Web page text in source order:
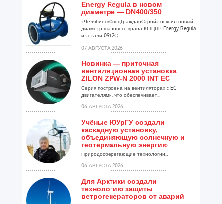
Energy Regula в новом
диаметре — DN400/350
«ЧелябинскСпецГражданСтрой» освоил новый
диаметр шарового крана КШЦПР Energy Regula
из стали 09Г2С...
07 АВГУСТА 2026
Новинка — приточная
вентиляционная установка
ZILON ZPW-N 2000 INT EC
Серия построена на вентиляторах с EC-
двигателями, что обеспечивает...
06 АВГУСТА 2026
Учёные ЮУрГУ создали
каскадную установку,
объединяющую солнечную и
геотермальную энергию
Природосберегающие технологии...
06 АВГУСТА 2026
Для Арктики создали
технологию защиты
ветрогенераторов от аварий